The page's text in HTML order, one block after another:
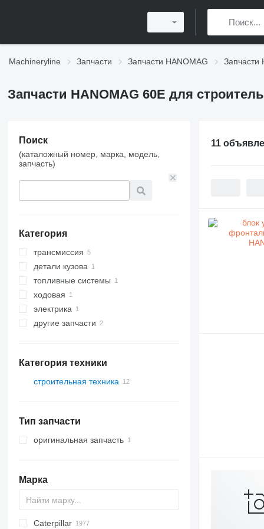
Machineryline Запчасти Запчасти HANOMAG Запчасти
Запчасти HANOMAG 60E для
Поиск
(каталожный номер, марка, модель,
запчасть)
Категория
трансмиссия
КПП
ведущие мосты
карданные валы
передние мосты
детали кузова
квик-каплеры
топливные системы
топливные баки
ходовая
рули
электрика
блоки управления
другие запчасти
Категория техники
строительная техника
Тип запчасти
оригинальная запчасть
Марка
AL
GA
1304
200 - series
320
40XT
Caterpillar
11